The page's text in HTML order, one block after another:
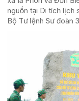
nguồn tại Di tích lịch
Bộ Tư lệnh Sư đoàn